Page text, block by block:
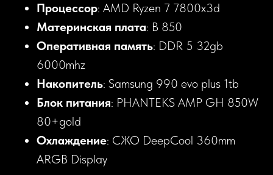
Процессор: AMD Ryzen 7 7800x3d
Материнская плата: B 850
Оперативная память: DDR 5 32gb
6000mhz
Накопитель: Samsung 990 evo plus 1tb
Блок питания: PHANTEKS AMP GH 850W
80+gold
Охлаждение: СЖО DeepCool 360mm
ARGB Display